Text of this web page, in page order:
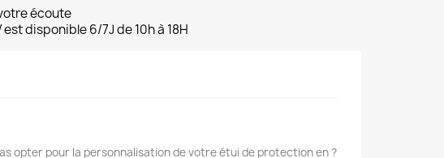
écoute
est disponible 6/7J de 10h à 18H
opter pour la personnalisation de votre étui de protection en ?